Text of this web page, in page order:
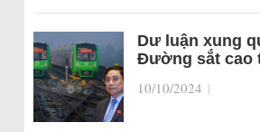
Dư luận xung
Đường sắt cao
10/10/2024 |